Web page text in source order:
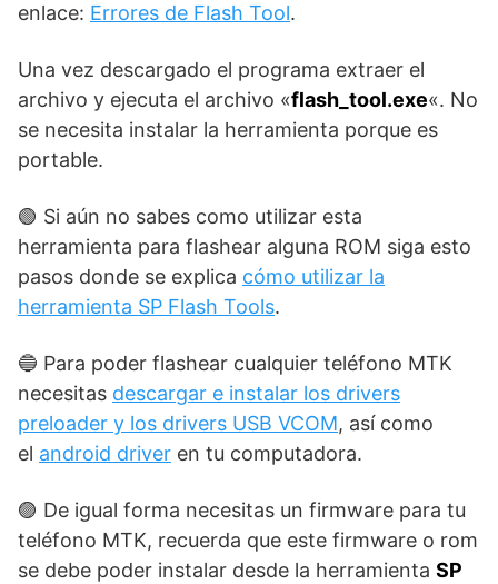
enlace: Errores de Flash Tool.
Una vez descargado el programa extraer el
archivo y ejecuta el archivo «flash_tool.exe«. No
se necesita instalar la herramienta porque es
portable.
🟢 Si aún no sabes como utilizar esta
herramienta para flashear alguna ROM siga esto
pasos donde se explica cómo utilizar la
herramienta SP Flash Tools.
🔵 Para poder flashear cualquier teléfono MTK
necesitas descargar e instalar los drivers
preloader y los drivers USB VCOM, así como
el android driver en tu computadora.
🟣 De igual forma necesitas un firmware para tu
teléfono MTK, recuerda que este firmware o rom
se debe poder instalar desde la herramienta SP